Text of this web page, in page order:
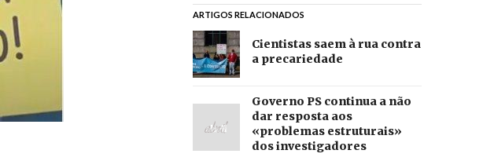
ARTIGOS RELACIONADOS
Cientistas saem à rua contra
a precariedade
Governo PS continua a não
dar resposta aos
«problemas estruturais»
dos investigadores